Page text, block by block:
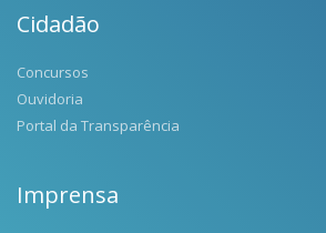
Cidadão
Concursos
Ouvidoria
Portal da Transparência
Imprensa